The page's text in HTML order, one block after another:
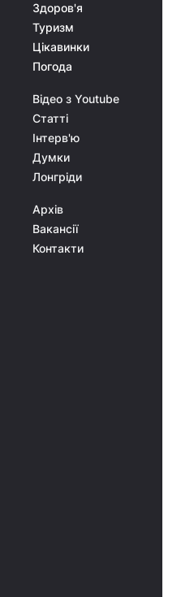
Здоров'я
Туризм
Цікавинки
Погода
Відео з Youtube
Статті
Інтерв'ю
Думки
Лонгріди
Архів
Вакансії
Контакти